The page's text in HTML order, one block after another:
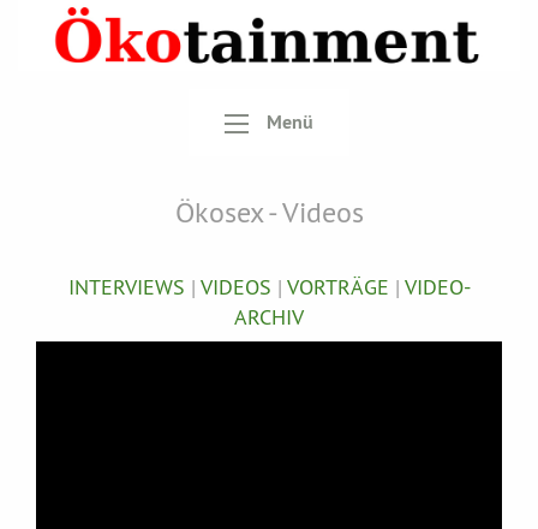
Menü
Ökosex - Videos
INTERVIEWS | VIDEOS | VORTRÄGE | VIDEO-
ARCHIV